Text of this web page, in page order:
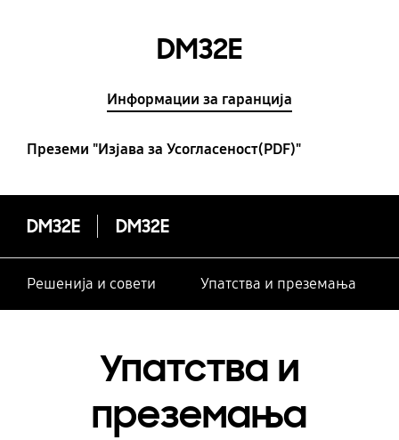
DM32E
Информации за гаранција
Преземи "Изјава за Усогласеност(PDF)"
DM32E DM32E
Решенија и совети Упатства и преземања
Упатства и
преземања